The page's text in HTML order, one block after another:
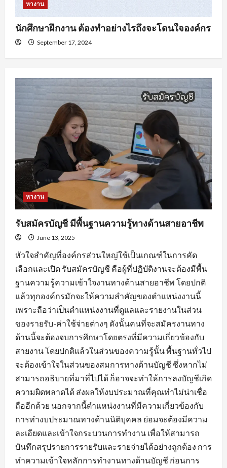
หางาน
นักศึกษาฝึกงาน ต้องทำอย่างไรถึงจะโดนใจองค์กร
September 17, 2024
หางาน
รับสมัครบัญชี มีพื้นฐานความรู้ทางด้านสายอาชีพ
June 13, 2025
หัวใจสำคัญที่องค์กรส่วนใหญ่ใช้เป็นเกณฑ์ในการคัด
เลือกและเปิด รับสมัครบัญชี คือผู้ที่ปฏิบัติงานจะต้องมีพื้น
ฐานความรู้ความเข้าใจงานทางด้านสายอาชีพ โดยปกติ
แล้วทุกองค์กรมักจะให้ความสำคัญของตำแหน่งงานนี้
เพราะถือว่าเป็นตำแหน่งงานที่ดูแลและรายงานในส่วน
ของรายรับ-ค่าใช้จ่ายต่างๆ ดังนั้นคนที่จะสมัครงานทาง
ด้านนี้จะต้องจบการศึกษาโดยตรงที่มีความเกี่ยวข้องกับ
สายงาน โดยปกติแล้วในส่วนของความรู้นั้น พื้นฐานทั่วไป
จะต้องเข้าใจในส่วนของสมการทางด้านบัญชี ซึ่งหากไม่
สามารถอธิบายที่มาที่ไปได้ ก็อาจจะทำให้การลงบัญชีเกิด
ความผิดพลาดได้ ส่งผลให้งบประมาณที่คุณทำไม่น่าเชื่อ
ถืออีกด้วย นอกจากนี้ตำแหน่งงานที่มีความเกี่ยวข้องกับ
การทำงบประมาณทางด้านนิติบุคคล ย่อมจะต้องมีความ
ละเอียดและเข้าใจกระบวนการทำงาน เพื่อให้สามารถ
บันทึกสรุปรายการรายรับและรายจ่ายได้อย่างถูกต้อง การ
ทำความเข้าใจหลักการทำงานทางด้านบัญชี ก่อนการ